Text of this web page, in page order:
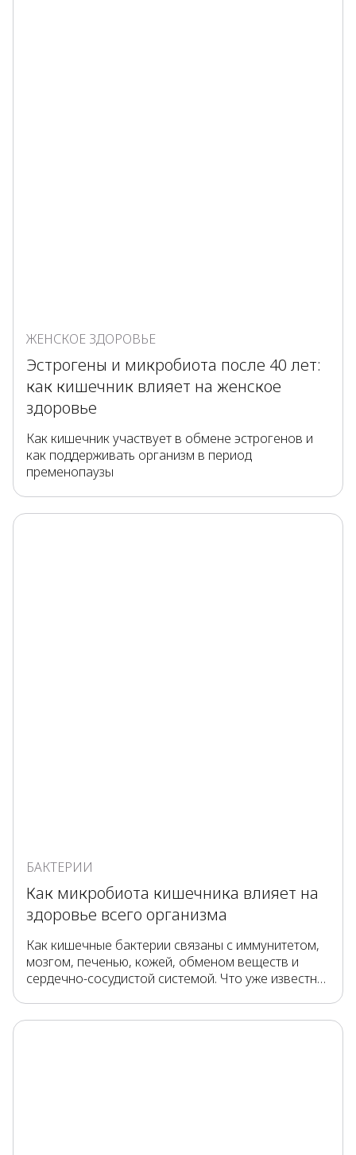
ЖЕНСКОЕ ЗДОРОВЬЕ
Эстрогены и микробиота после 40 лет:
как кишечник влияет на женское
здоровье
Как кишечник участвует в обмене эстрогенов и
как поддерживать организм в период
пременопаузы
БАКТЕРИИ
Как микробиота кишечника влияет на
здоровье всего организма
Как кишечные бактерии связаны с иммунитетом,
мозгом, печенью, кожей, обменом веществ и
сердечно-сосудистой системой. Что уже известно